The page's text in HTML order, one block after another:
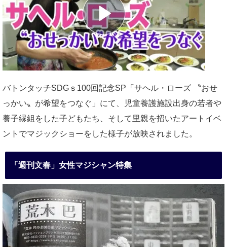
バトンタッチSDGｓ100回記念SP「サヘル・ローズ 〝おせ
っかい〟が希望をつなぐ」にて、児童養護施設出身の若者や
養子縁組をした子どもたち、そして里親を招いたアートイベ
ントでマジックショーをした様子が放映されました。
「週刊文春」女性マジシャン特集